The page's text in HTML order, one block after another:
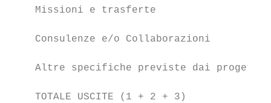
Missioni e trasferte
Consulenze e/o Collaborazioni
Altre specifiche previste dai
TOTALE USCITE (1 + 2 + 3)